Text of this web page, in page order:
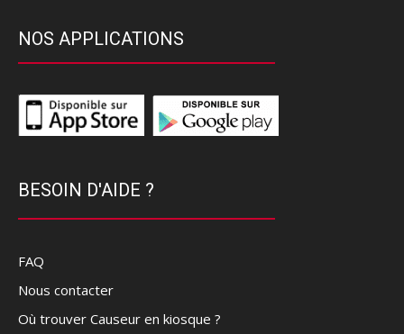
NOS APPLICATIONS
BESOIN D'AIDE ?
FAQ
Nous contacter
Où trouver Causeur en kiosque ?